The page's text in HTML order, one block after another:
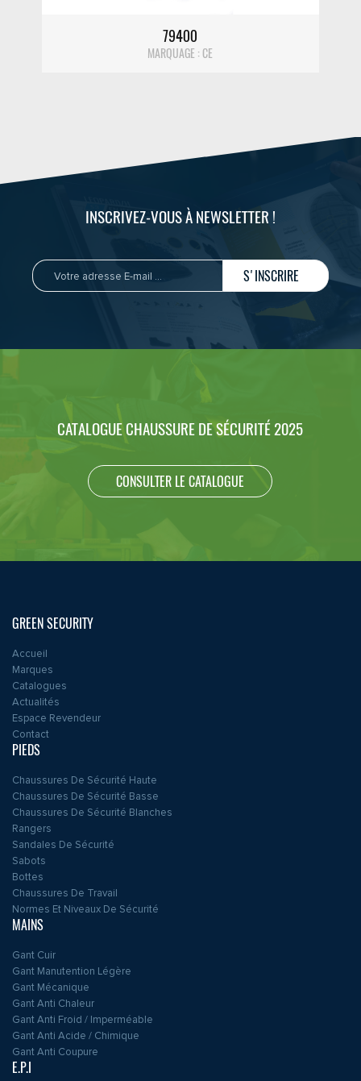
79400
MARQUAGE : CE
INSCRIVEZ-VOUS À NEWSLETTER !
S'INSCRIRE
CATALOGUE CHAUSSURE DE SÉCURITÉ 2025
CONSULTER LE CATALOGUE
GREEN SECURITY
Accueil
Marques
Catalogues
Actualités
Espace Revendeur
Contact
PIEDS
Chaussures De Sécurité Haute
Chaussures De Sécurité Basse
Chaussures De Sécurité Blanches
Rangers
Sandales De Sécurité
Sabots
Bottes
Chaussures De Travail
Normes Et Niveaux De Sécurité
MAINS
Gant Cuir
Gant Manutention Légère
Gant Mécanique
Gant Anti Chaleur
Gant Anti Froid / Imperméable
Gant Anti Acide / Chimique
Gant Anti Coupure
E.P.I